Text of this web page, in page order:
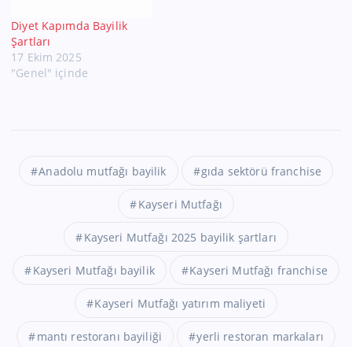
Diyet Kapımda Bayilik
Şartları
17 Ekim 2025
"Genel" içinde
Anadolu mutfağı bayilik gıda sektörü franchise
Kayseri Mutfağı
Kayseri Mutfağı 2025 bayilik şartları
Kayseri Mutfağı bayilik Kayseri Mutfağı franchise
Kayseri Mutfağı yatırım maliyeti
mantı restoranı bayiliği yerli restoran markaları